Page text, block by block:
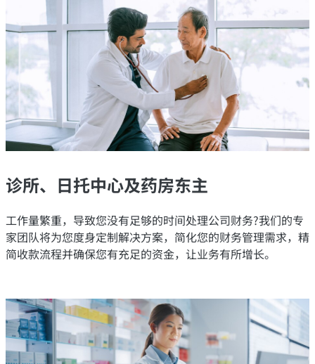
诊所、日托中心及药房东主
工作量繁重，导致您没有足够的时间处理公司财务?我们的专
家团队将为您度身定制解决方案，简化您的财务管理需求，精
简收款流程并确保您有充足的资金，让业务有所增长。